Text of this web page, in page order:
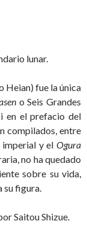
lunar.
Heian) fue la única
o Seis Grandes
en el prefacio del
compilados, entre
imperial y el Ogura
no ha quedado
sobre su vida,
su figura.
Saitou Shizue.